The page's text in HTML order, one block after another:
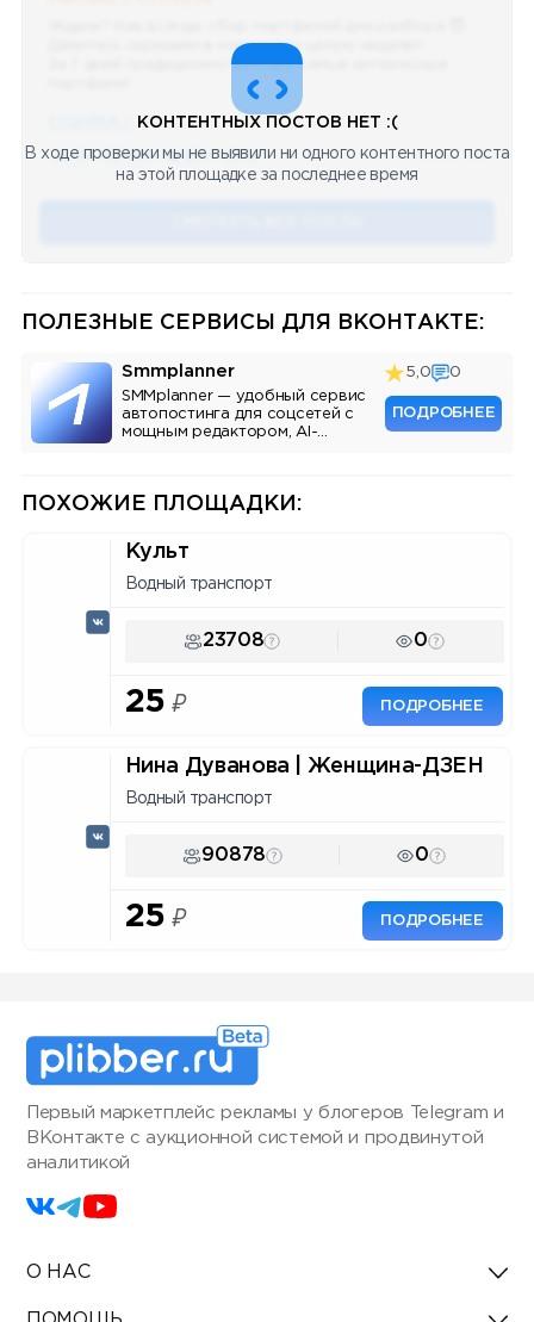
Делитесь скринами в комментах целую неделю!
За 7 дней традиционно выберу самые интересные
🔥 75 👍🏻 487 ❤️ 875 🥴 19 12.4k 12:45
КОНТЕНТНЫХ ПОСТОВ НЕТ :(
В ходе проверки мы не выявили ни одного контентного поста
на этой площадке за последнее время
ПОЛЕЗНЫЕ СЕРВИСЫ ДЛЯ ВКОНТАКТЕ:
Smmplanner
SMMplanner — удобный сервис
автопостинга для соцсетей с
мощным редактором, AI-
5,0 0
ПОДРОБНЕЕ
ПОХОЖИЕ ПЛОЩАДКИ:
Культ
Водный транспорт
23708 0
25 ₽ ПОДРОБНЕЕ
Нина Дуванова | Женщина-ДЗЕН
Водный транспорт
90878 0
25 ₽ ПОДРОБНЕЕ
Первый маркетплейс рекламы у блогеров Telegram и
ВКонтакте с аукционной системой и продвинутой
аналитикой
О НАС